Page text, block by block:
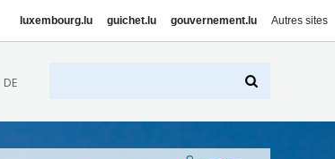
luxembourg.lu guichet.lu gouvernement.lu Autres sites
DE